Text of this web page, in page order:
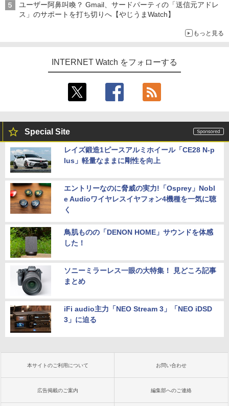
ユーザー阿鼻叫喚？ Gmail、サードパーティの「送信元アドレ
ス」のサポートを打ち切りへ【やじうまWatch】
もっと見る
INTERNET Watch をフォローする
Special Site
レイズ鍛造1ピースアルミホイール「CE28 N-p
lus」軽量なままに剛性を向上
エントリーなのに脅威の実力!「Osprey」Nobl
e Audioワイヤレスイヤフォン4機種を一気に聴
く
鳥肌ものの「DENON HOME」サウンドを体感
した！
ソニーミラーレス一眼の大特集！ 見どころ記事
まとめ
iFi audio主力「NEO Stream 3」「NEO iDSD
3」に迫る
本サイトのご利用について お問い合わせ
広告掲載のご案内 編集部へのご連絡